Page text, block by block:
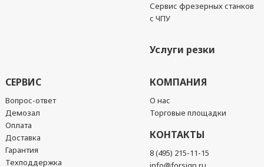
Сервис фрезерных станков
с ЧПУ
Услуги резки
СЕРВИС
Вопрос-ответ
Демозал
Оплата
Доставка
Гарантия
Техподдержка
КОМПАНИЯ
О нас
Торговые площадки
КОНТАКТЫ
8 (495) 215-11-15